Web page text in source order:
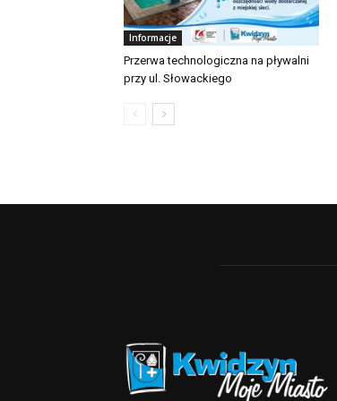
Informacje
Przerwa technologiczna na pływalni
przy ul. Słowackiego